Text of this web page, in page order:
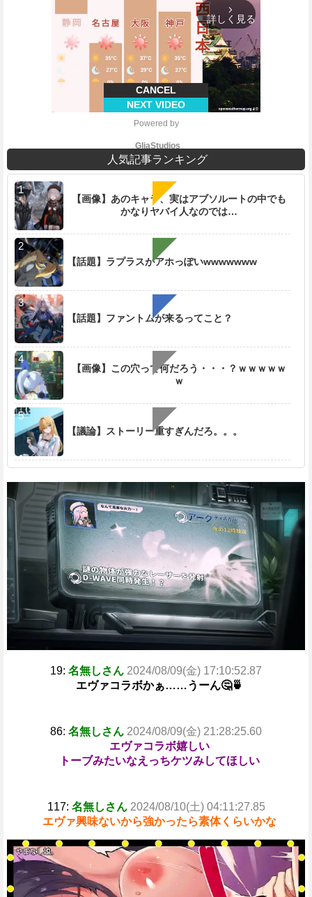
arrow_forward_ios
詳しく見る
CANCEL
NEXT VIDEO
e
Powered by
GliaStudios
人気記事ランキング
【画像】あのキャラ、実はアブソルートの中でも
かなりヤバイ人なのでは…
【話題】ラプラスがアホっぽいwwwwwww
【話題】ファントムが来るってこと？
【画像】この穴って何だろう・・・？ｗｗｗｗｗ
ｗ
【議論】ストーリー重すぎんだろ。。。
19: 名無しさん 2024/08/09(金) 17:10:52.87
エヴァコラボかぁ……うーん🤔🍵
86: 名無しさん 2024/08/09(金) 21:28:25.60
エヴァコラボ嬉しい
トーブみたいなえっちケツみしてほしい
117: 名無しさん 2024/08/10(土) 04:11:27.85
エヴァ興味ないから強かったら素体くらいかな